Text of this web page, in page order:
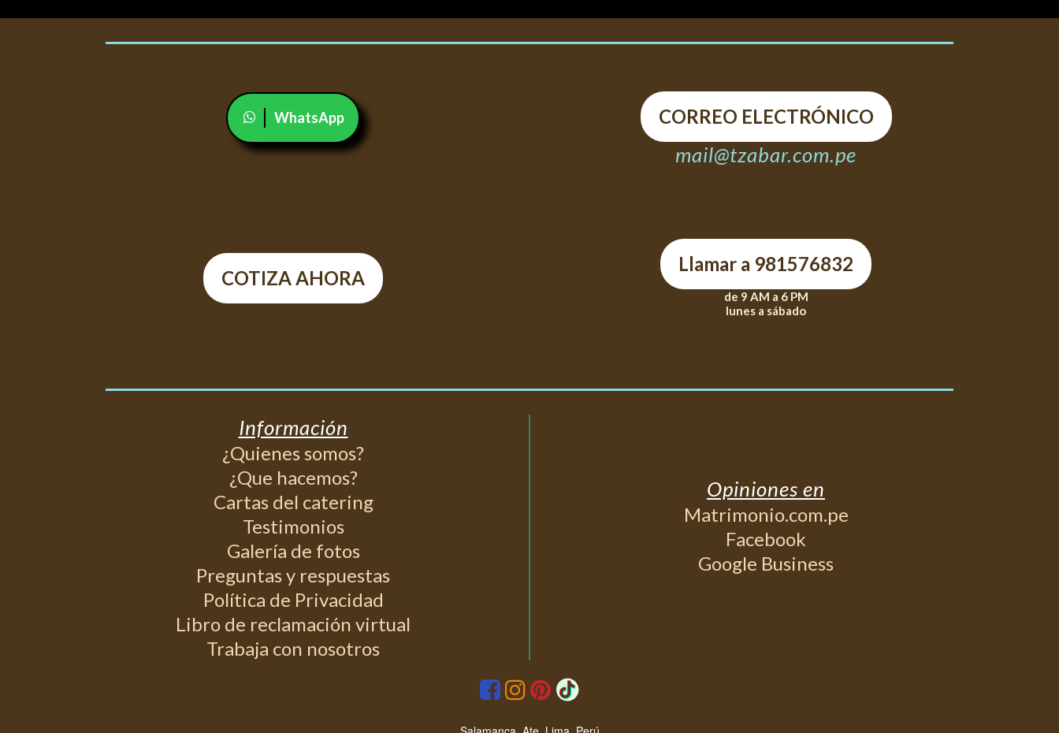
WhatsApp CORREO ELECTRÓNICO
mail@tzabar.com.pe
COTIZA AHORA
Llamar a 981576832
de 9 AM a 6 PM
lunes a sábado
Información
¿Quienes somos?
¿Que hacemos?
Cartas del catering
Testimonios
Galería de fotos
Preguntas y respuestas
Política de Privacidad
Libro de reclamación virtual
Trabaja con nosotros
Opiniones en
Matrimonio.com.pe
Facebook
Google Business
  